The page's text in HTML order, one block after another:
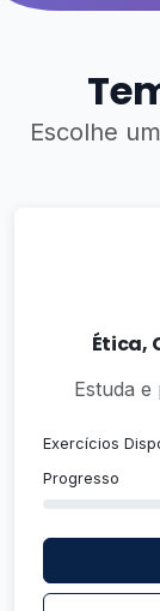
Escolhe
Ética,
Estuda
Exercícios
Progresso